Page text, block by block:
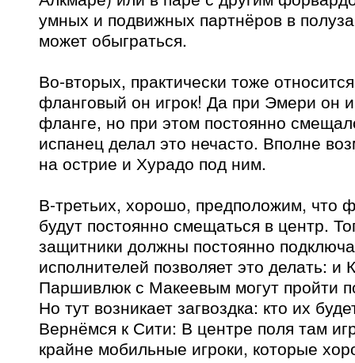
умных и подвижных партнёров в
может обыграться.
Во-вторых, практически тоже
фланговый он игрок! Да при Эмери он
фланге, но при этом постоянно
испанец делал это нечасто. Вполне
на острие и Хурадо под ним.
В-третьих, хорошо, предположим, что
будут постоянно смещаться в центр.
защитники должны постоянно
исполнителей позволяет это делать: и
Паршивлюк с Макеевым могут пройти
Но тут возникает загвоздка: кто их
Вернёмся к Сити: В центре поля там
крайне мобильные игроки, которые